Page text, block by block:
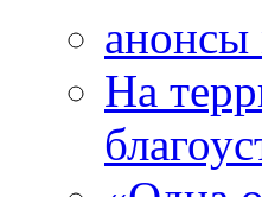
анонсы
На